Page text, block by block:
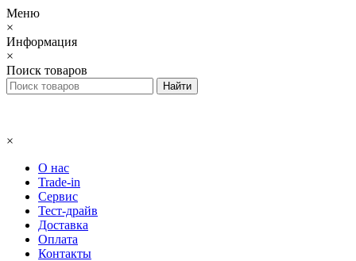
Меню
×
Информация
×
Поиск товаров
×
О нас
Trade-in
Сервис
Тест-драйв
Доставка
Оплата
Контакты